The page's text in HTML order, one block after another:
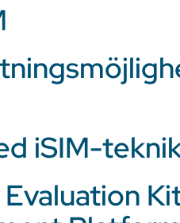
iSIM-